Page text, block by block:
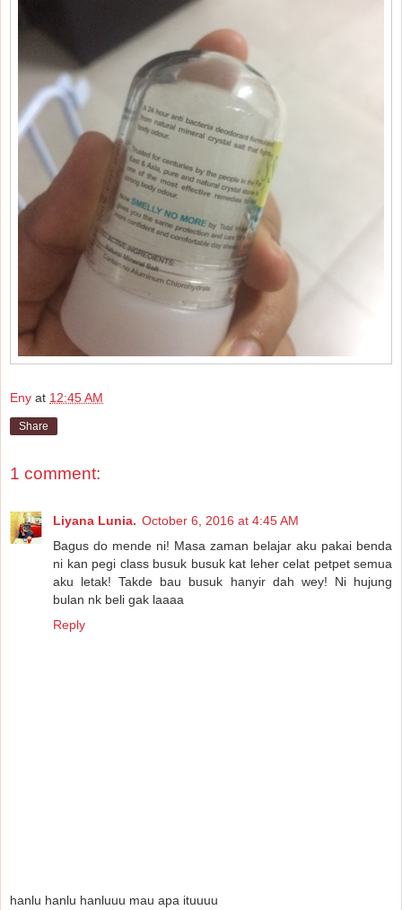
Eny at 12:45 AM
Share
1 comment:
Liyana Lunia. October 6, 2016 at 4:45 AM
Bagus do mende ni! Masa zaman belajar aku pakai benda
ni kan pegi class busuk busuk kat leher celat petpet semua
aku letak! Takde bau busuk hanyir dah wey! Ni hujung
bulan nk beli gak laaaa
Reply
hanlu hanlu hanluuu mau apa ituuuu